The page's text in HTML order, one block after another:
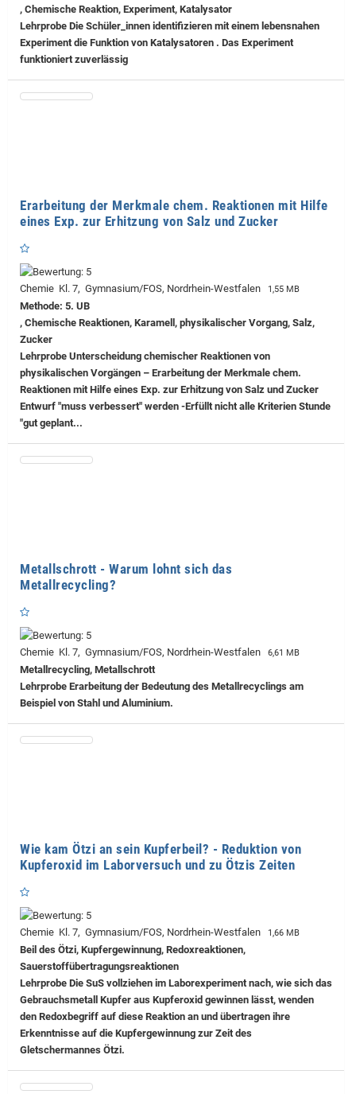
, Chemische Reaktion, Experiment, Katalysator
Lehrprobe Die Schüler_innen identifizieren mit einem lebensnahen
Experiment die Funktion von Katalysatoren . Das Experiment
funktioniert zuverlässig
Erarbeitung der Merkmale chem. Reaktionen mit Hilfe
eines Exp. zur Erhitzung von Salz und Zucker
Chemie Kl. 7, Gymnasium/FOS, Nordrhein-Westfalen 1,55 MB
Methode: 5. UB
, Chemische Reaktionen, Karamell, physikalischer Vorgang, Salz,
Zucker
Lehrprobe Unterscheidung chemischer Reaktionen von
physikalischen Vorgängen – Erarbeitung der Merkmale chem.
Reaktionen mit Hilfe eines Exp. zur Erhitzung von Salz und Zucker
Entwurf "muss verbessert" werden -Erfüllt nicht alle Kriterien Stunde
"gut geplant...
Metallschrott - Warum lohnt sich das
Metallrecycling?
Chemie Kl. 7, Gymnasium/FOS, Nordrhein-Westfalen 6,61 MB
Metallrecycling, Metallschrott
Lehrprobe Erarbeitung der Bedeutung des Metallrecyclings am
Beispiel von Stahl und Aluminium.
Wie kam Ötzi an sein Kupferbeil? - Reduktion von
Kupferoxid im Laborversuch und zu Ötzis Zeiten
Chemie Kl. 7, Gymnasium/FOS, Nordrhein-Westfalen 1,66 MB
Beil des Ötzi, Kupfergewinnung, Redoxreaktionen,
Sauerstoffübertragungsreaktionen
Lehrprobe Die SuS vollziehen im Laborexperiment nach, wie sich das
Gebrauchsmetall Kupfer aus Kupferoxid gewinnen lässt, wenden
den Redoxbegriff auf diese Reaktion an und übertragen ihre
Erkenntnisse auf die Kupfergewinnung zur Zeit des
Gletschermannes Ötzi.